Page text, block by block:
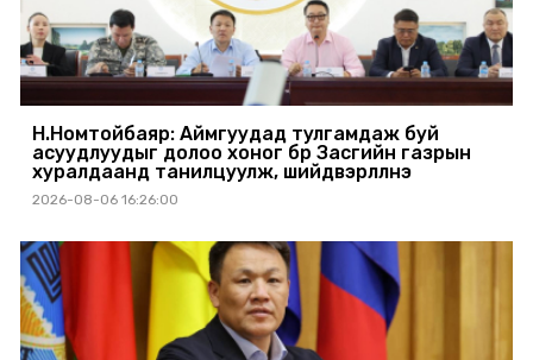
Н.Номтойбаяр: Аймгуудад тулгамдаж буй
асуудлуудыг долоо хоног бүр Засгийн газрын
хуралдаанд танилцуулж, шийдвэрлүүлнэ
2026-08-06 16:26:00